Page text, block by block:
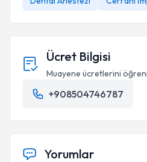
Ücret Bilgisi
Muayene ücretlerini
+908504746787
Yorumlar